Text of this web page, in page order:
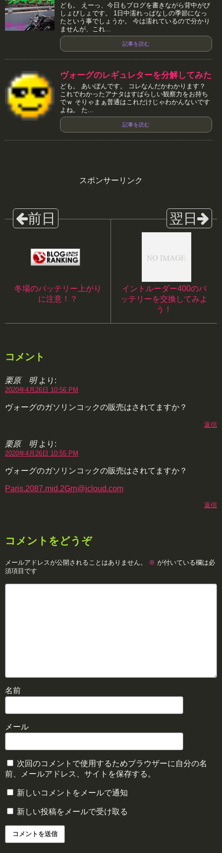
ども。 えーっ、今日もブログを書きながら背中がび
しょびしょです。 1日中濡れっぱなしの季節になっ
たという事でしょうか。 今は濡れているので分かり
ませんが、これ...
記事を読む
ヴォーグのレギュレターを分解してみた
ども。 あいぼんです。 コレなんだかわかります？
これでわかったアナタはすばらしい観察力をお持ち
でｗ そりゃまぁ普通はこれだけじゃわかんないです
よね。 た...
記事を読む
スポンサーリンク
冬場のバッテリー上がり
に注意！？
イントルーダー400のバ
ッテリーを交換してみよ
う！
コメント
栗原 明 より:
2020年4月26日 10:56 PM
ヴォーグのガソリンコックの販売はされてますか？
返信
栗原 明 より:
2020年4月26日 10:55 PM
ヴォーグのガソリンコックの販売はされてますか？
Paris.2087.mid.2Grn@icloud.com
返信
コメントをどうぞ
メールアドレスが公開されることはありません。 ※ が付いている欄は必
須項目です
名前
メール
次回のコメントで使用するためブラウザーに自分の名
前、メールアドレス、サイトを保存する。
新しいコメントをメールで通知
新しい投稿をメールで受け取る